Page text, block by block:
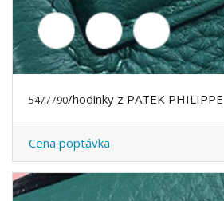
5769998/hodinky z PATEK PHILIPPE
Cena poptávka